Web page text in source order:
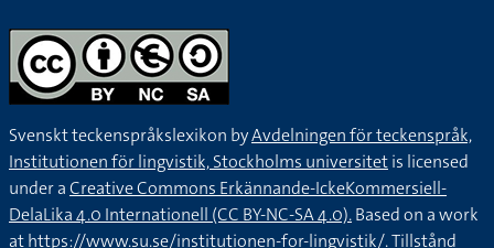
Svenskt teckenspråkslexikon byAvdelningen för teckenspråk,
Institutionen för lingvistik, Stockholms universitetis licensed
under aCreative Commons Erkännande-IckeKommersiell-
DelaLika 4.0 Internationell (CC BY-NC-SA 4.0).Based on a work
athttps://www.su.se/institutionen-for-lingvistik/. Tillstånd